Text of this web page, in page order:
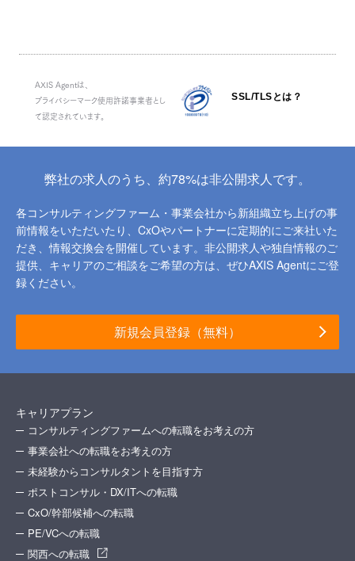
AXIS Agentは、
プライバシーマーク使用許諾事業者とし
て認定されています。
SSL/TLSとは？
弊社の求人のうち、約78%は非公開求人です。
各コンサルティングファーム・事業会社から新組織立ち上げの事
前情報をいただいたり、 CxOやパートナーに定期的にご来社いた
だき、情報交換会を開催しています。 非公開求人や独自情報のご
提供、キャリアのご相談をご希望の方は、ぜひAXIS Agentにご登
録ください。
新規会員登録（無料）
キャリアプラン
コンサルティングファームへの転職をお考えの方
事業会社への転職をお考えの方
未経験からコンサルタントを目指す方
ポストコンサル・DX/ITへの転職
CxO/幹部候補への転職
PE/VCへの転職
関西への転職